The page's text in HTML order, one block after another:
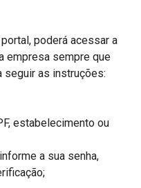
poderá acessar a
empresa sempre que
seguir as instruções:
estabelecimento ou
a sua senha,